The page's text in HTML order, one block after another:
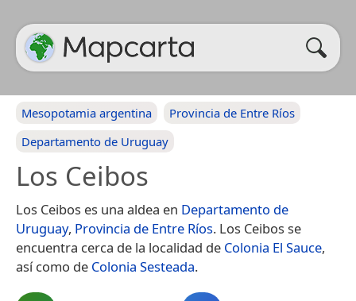
Mesopotamia argentina
Provincia de Entre Ríos
Departamento de Uruguay
Los Ceibos
Los Ceibos es una aldea en Departamento de
Uruguay, Provincia de Entre Ríos. Los Ceibos se
encuentra cerca de la localidad de Colonia El Sauce,
así como de Colonia Sesteada.